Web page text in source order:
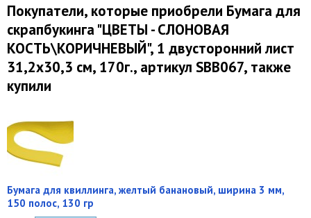
Покупатели, которые приобрели Бумага для
скрапбукинга "ЦВЕТЫ - СЛОНОВАЯ
КОСТЬ\КОРИЧНЕВЫЙ", 1 двусторонний лист
31,2х30,3 см, 170г., артикул SBB067, также
купили
Бумага для квиллинга, желтый банановый, ширина 3 мм,
150 полос, 130 гр